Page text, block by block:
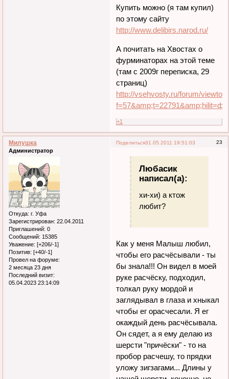
Купить можно (я там купил)
по этому сайту
http://www.delibirs.narod.ru/
А почитать на Хвостах о
фурминаторах на этой теме
(там с 2009г переписка, 29
страниц)
http://vsehvosty.ru/forum/
+1
Поделиться 23
31.05.2011 19:51:03
Милушка
Администратор
Откуда: г. Уфа
Зарегистрирован: 22.04.2011
Приглашений: 0
Сообщений: 15385
Уважение: [+206/-1]
Позитив: [+40/-1]
Провел на форуме:
2 месяца 23 дня
Последний визит:
05.04.2023 23:14:09
Любасик
написал(а):
хи-хи) а ктож
любит?
Как у меня Малыш любил,
чтобы его расчёсывали - ты
бы знала!!! Он видел в моей
руке расчёску, подходил,
толкал руку мордой и
заглядывал в глаза и хныкал
чтобы ег орасчесали. Я ег
окаждый день расчёсывала.
Он сядет, а я ему делаю из
шерсти "причёски" - то на
пробор расчешу, то прядки
уложу зигзагами... Длины у